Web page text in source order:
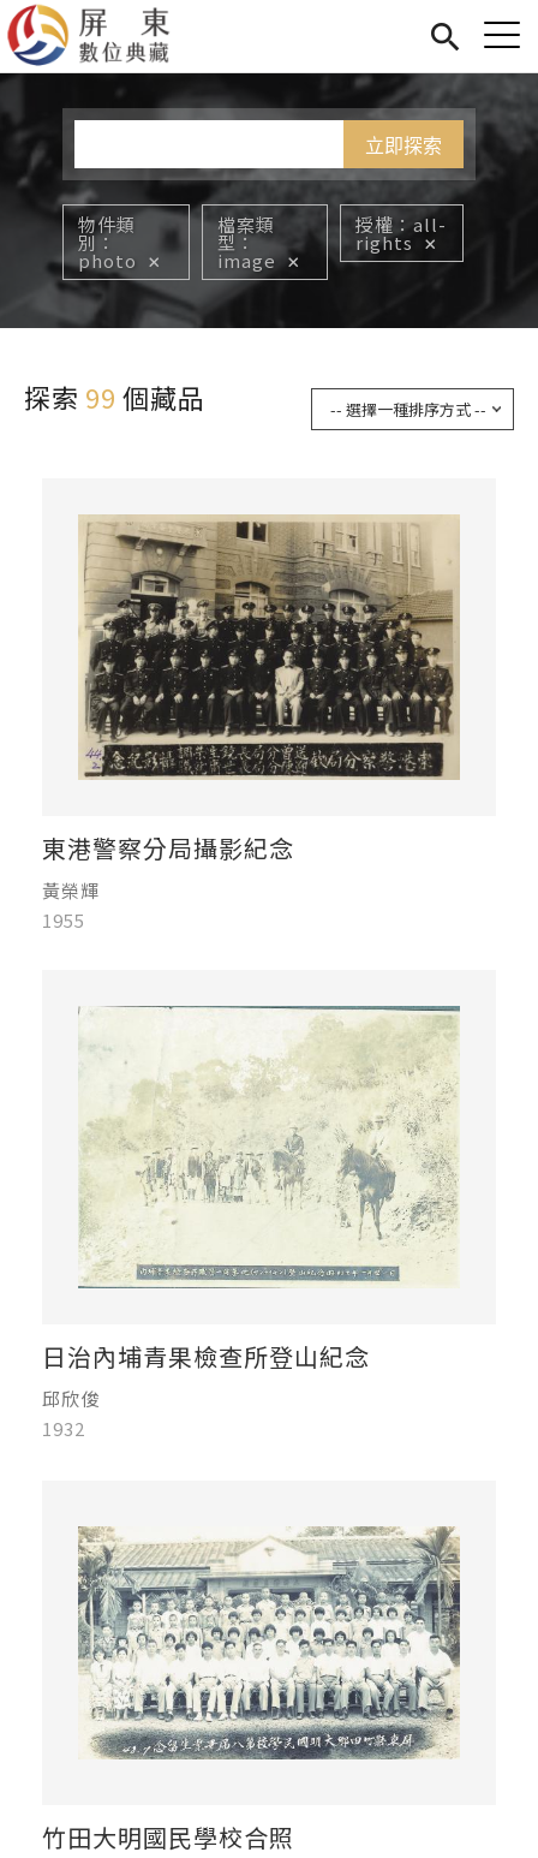
展覽
關於我們
Jump to Main content
您在這裡
物件類
別
photo
檔案類
型
image
授權 all-
rights
探索 99 個藏品
東港警察分局攝影紀念
黃榮輝
1955
日治內埔青果檢查所登山紀念
邱欣俊
1932
竹田大明國民學校合照